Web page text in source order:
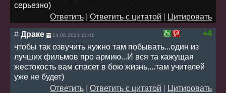
серьезно)
Ответить
Ответить с цитатой
Цитировать
+4
# Драке 14.08.2023 11:01
чтобы так озвучить нужно там побывать...один из
лучших фильмов про армию...И вся та кажущая
жестокость вам спасет в бою жизнь....там учителей
уже не будет)
Ответить
Ответить с цитатой
Цитировать